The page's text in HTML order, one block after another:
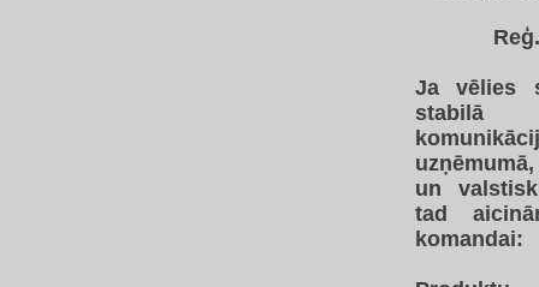
Ja vēlies
stabilā
un
tad
komandai: